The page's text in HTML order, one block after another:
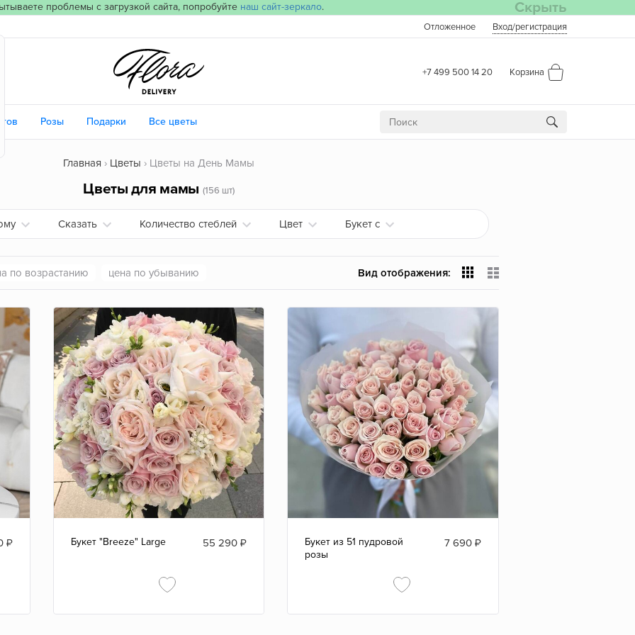
проблемы с загрузкой сайта, попробуйте наш сайт-зеркало. Скрыть
Отложенное Вход/регистрация
+7 499 500 14 20 Корзина
Розы Подарки Все цветы
Главная Цветы Цветы на День Мамы
Цветы для мамы (156 шт)
Сказать Количество стеблей Цвет Букет с
по возрастанию цена по убыванию Вид отображения:
₽ Букет "Breeze" Large 55 290 ₽
Букет из 51 пудровой
розы
7 690₽